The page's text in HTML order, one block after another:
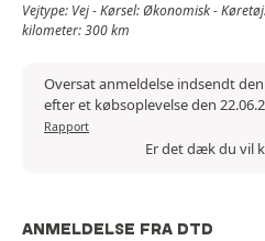
Vejtype: Vej - Kørsel: Økonomisk -
kilometer: 300 km
Oversat anmeldelse indsendt
efter et købsoplevelse den
Rapport
Er det dæk du vil
ANMELDELSE FRA DTD